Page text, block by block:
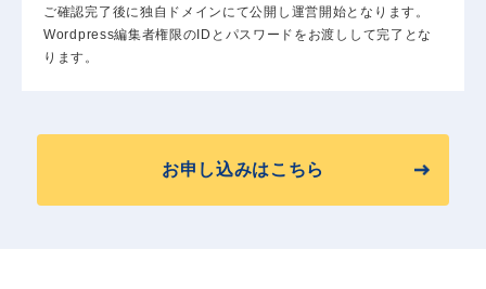
ご確認完了後に独自ドメインにて公開し運営開始となります。
Wordpress編集者権限のIDとパスワードをお渡しして完了とな
ります。
お申し込みはこちら